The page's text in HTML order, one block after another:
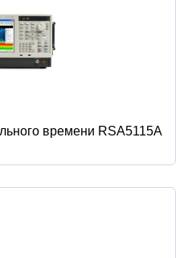
времени RSA5115A